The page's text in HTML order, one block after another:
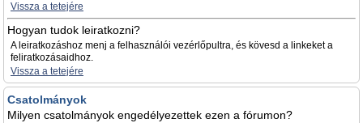
Vissza a tetejére
Hogyan tudok leiratkozni?
A leiratkozáshoz menj a felhasználói vezérlőpultra, és kövesd a linkeket a
feliratkozásaidhoz.
Vissza a tetejére
Csatolmányok
Milyen csatolmányok engedélyezettek ezen a fórumon?